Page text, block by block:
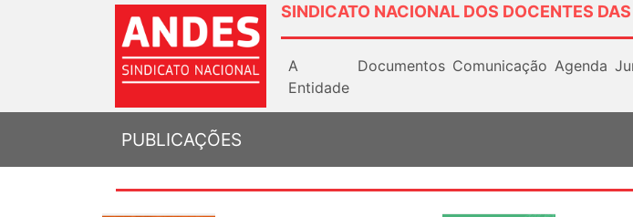
SINDICATO NACIONAL DOS DOCENTES
A
Entidade
Documentos Comunicação Agenda
PUBLICAÇÕES